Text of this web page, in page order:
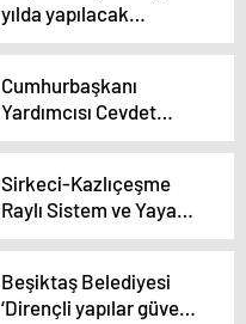
yılda yapılacak
projeleri anlattı
Cumhurbaşkanı
Yardımcısı Cevdet
Yılmaz: Ankara’yı
taşıyacağız
Sirkeci-Kazlıçeşme
Raylı Sistem ve Yaya
Odaklı Yeni Nesil
Hizmete Alınıyor
Beşiktaş Belediyesi
‘Dirençli yapılar güvenli